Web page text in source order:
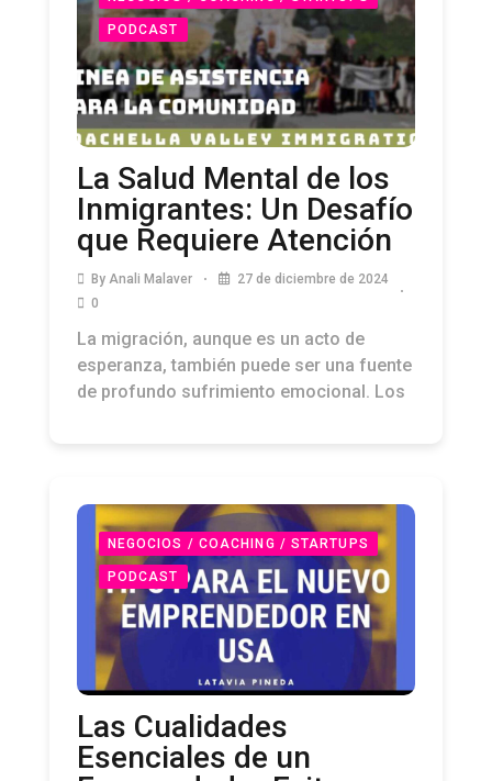
NEGOCIOS / COACHING / STARTUPS
PODCAST
La Salud Mental de los
Inmigrantes: Un Desafío
que Requiere Atención
By
La migración, aunque es un acto de
esperanza, también puede ser una fuente
NEGOCIOS / COACHING / STARTUPS
PODCAST
Las Cualidades